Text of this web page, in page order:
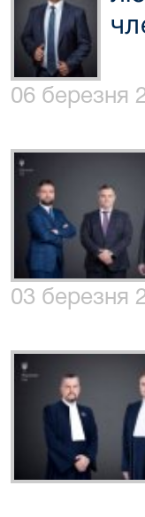
06 березня
03 березня